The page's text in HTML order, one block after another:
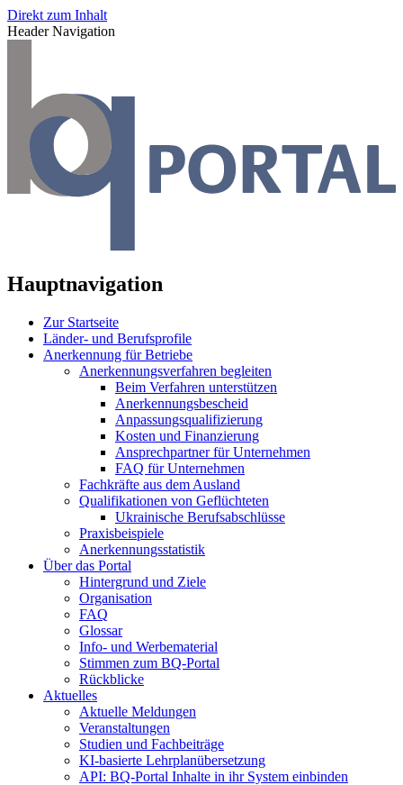
Direkt zum Inhalt
Header Navigation
Hauptnavigation
Zur Startseite
Länder- und Berufsprofile
Anerkennung für Betriebe
Anerkennungsverfahren begleiten
Beim Verfahren unterstützen
Anerkennungsbescheid
Anpassungsqualifizierung
Kosten und Finanzierung
Ansprechpartner für Unternehmen
FAQ für Unternehmen
Fachkräfte aus dem Ausland
Qualifikationen von Geflüchteten
Ukrainische Berufsabschlüsse
Praxisbeispiele
Anerkennungsstatistik
Über das Portal
Hintergrund und Ziele
Organisation
FAQ
Glossar
Info- und Werbematerial
Stimmen zum BQ-Portal
Rückblicke
Aktuelles
Aktuelle Meldungen
Veranstaltungen
Studien und Fachbeiträge
KI-basierte Lehrplanübersetzung
API: BQ-Portal Inhalte in ihr System einbinden